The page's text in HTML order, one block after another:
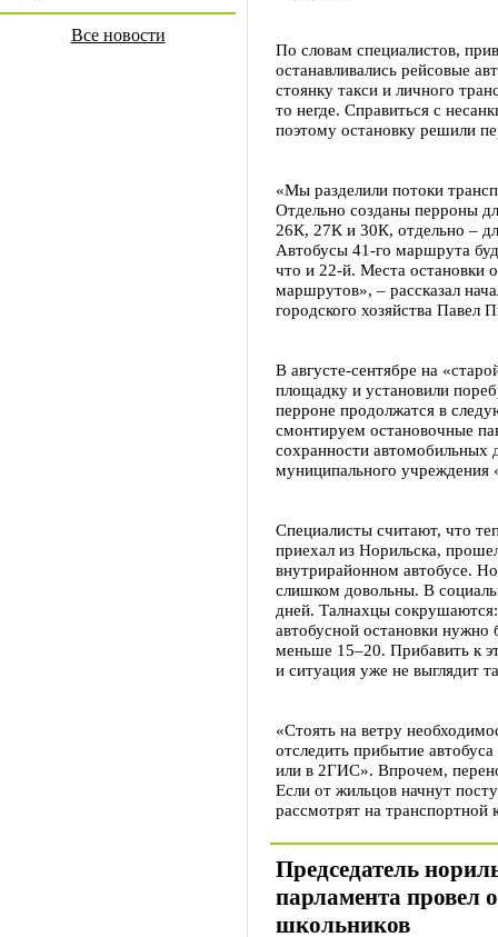
Все новости
По словам специалистов,
останавливались рейсовые
стоянку такси и личного
то негде. Справиться с
поэтому остановку решили
«Мы разделили потоки
Отдельно созданы перроны
26К, 27К и 30К, отдельно –
Автобусы 41-го маршрута
что и 22-й. Места остановки
маршрутов», – рассказал
городского хозяйства Павел
В августе-сентябре на
площадку и установили
перроне продолжатся в
смонтируем остановочные
сохранности автомобильных
муниципального учреждения
Специалисты считают, что
приехал из Норильска,
внутрирайонном автобусе.
слишком довольны. В
дней. Талнахцы
автобусной остановки нужно
меньше 15–20. Прибавить к
и ситуация уже не выглядит
«Стоять на ветру
отследить прибытие
или в 2ГИС». Впрочем,
Если от жильцов начнут
рассмотрят на транспортной
Председатель
парламента провел
школьников